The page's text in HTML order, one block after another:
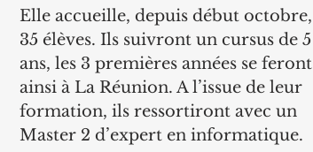
Elle accueille, depuis début octobre,
35 élèves. Ils suivront un cursus de 5
ans, les 3 premières années se feront
ainsi à La Réunion. A l’issue de leur
formation, ils ressortiront avec un
Master 2 d’expert en informatique.